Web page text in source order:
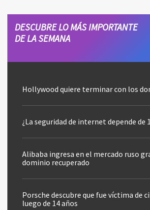
DESCUBRE LO MÁS IMPORTANTE
DE LA SEMANA
Hollywood quiere terminar con los
¿La seguridad de internet depende de
Alibaba ingresa en el mercado ruso
dominio recuperado
Porsche descubre que fue víctima de
luego de 14 años